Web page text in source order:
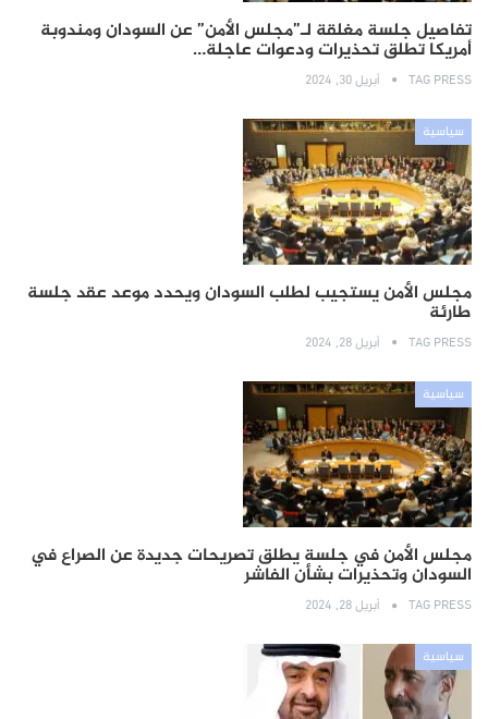
تفاصيل جلسة مغلقة لـ”مجلس الأمن” عن السودان ومندوبة
أمريكا تطلق تحذيرات ودعوات عاجلة…
TAG PRESS أبريل 30, 2024
سياسية
مجلس الأمن يستجيب لطلب السودان ويحدد موعد عقد جلسة
طارئة
TAG PRESS أبريل 28, 2024
سياسية
مجلس الأمن في جلسة يطلق تصريحات جديدة عن الصراع في
السودان وتحذيرات بشأن الفاشر
TAG PRESS أبريل 28, 2024
سياسية